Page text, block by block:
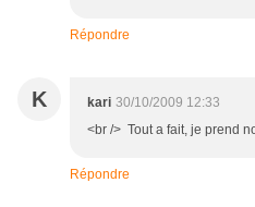
Répondre
K kari 30/10/2009 12:33
<br /> Tout a fait, je prend
Répondre